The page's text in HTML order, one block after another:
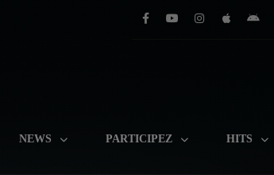
NEWS PARTICIPEZ HITS